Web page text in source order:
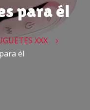
para él
XXX
él